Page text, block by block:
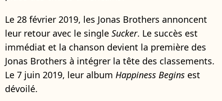
Le 28 février 2019, les Jonas Brothers annoncent
leur retour avec le single Sucker. Le succès est
immédiat et la chanson devient la première des
Jonas Brothers à intégrer la tête des classements.
Le 7 juin 2019, leur album Happiness Begins est
dévoilé.